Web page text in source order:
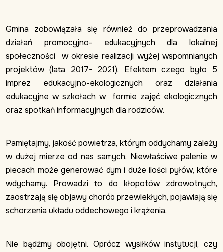
Gmina zobowiązała się również do przeprowadzania
działań promocyjno- edukacyjnych dla lokalnej
społeczności w okresie realizacji wyżej wspomnianych
projektów (lata 2017- 2021). Efektem czego było 5
imprez edukacyjno-ekologicznych oraz działania
edukacyjne w szkołach w formie zajęć ekologicznych
oraz spotkań informacyjnych dla rodziców.
Pamiętajmy, jakość powietrza, którym oddychamy zależy
w dużej mierze od nas samych. Niewłaściwe palenie w
piecach może generować dym i duże ilości pyłów, które
wdychamy. Prowadzi to do kłopotów zdrowotnych,
zaostrzają się objawy chorób przewlekłych, pojawiają się
schorzenia układu oddechowego i krążenia.
Nie bądźmy obojętni. Oprócz wysiłków instytucji, czy